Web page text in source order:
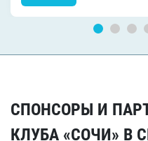
СПОНСОРЫ И
КЛУБА «СОЧИ» В